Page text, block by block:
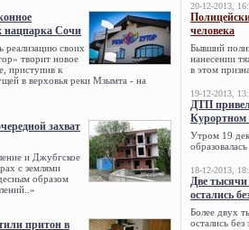
нацпарка Сочи
реализацию своих
творит новое
приступив к
в верховья реки Мзымта - на
захват
и Джубгское
с землями
образом
притон в
20-12-2013,
человека
Бывший
нанесении
в этом
19-12-2013,
ДТП
Курортном
Утром 19
18-12-2013,
Две
остались
Более двух
остались